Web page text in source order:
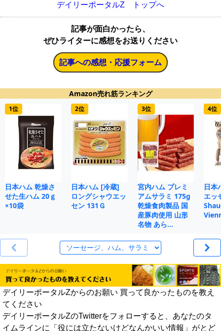
デイリーポータルZ トップへ
記事が面白かったら、
ぜひライターに感想をお送りください
記事への感想・応援フォーム
Amazon売れ筋ランキング
1位
日本ハム 乾燥さ
せた生ハム 20ｇ
×10袋
2位
日本ハム [冷蔵]
ロングシャウエッ
セン 131Ｇ
3位
宮内ハム プレミ
アムサラミ 175g
乾燥食肉製品 国
産豚肉使用 山形
名物 あら…
4位
日本
エッ
デイリーポータルZからのお願い 買って良かったものを教え
てください
デイリーポータルZのTwitterをフォローすると、あなたのタ
イムラインに「役には立たないけどなんかいい情報」がとど